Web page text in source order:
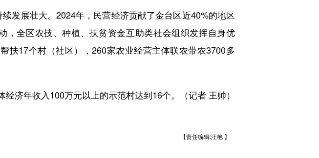
展壮大。2024年，民营经济贡献了金台区近40%的地区
，全区农技、种植、扶贫资金互助类社会组织发挥自身优
扶17个村（社区），260家农业经营主体联农带农3700多
年收入100万元以上的示范村达到16个。（记者 王帅）
【责任编辑:汪艳 】